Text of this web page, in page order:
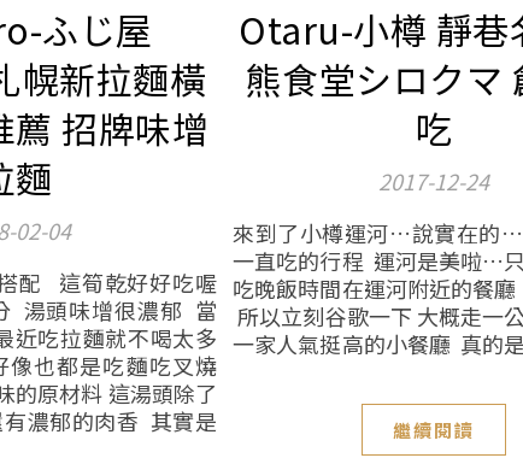
ふじ屋
幌新拉麵橫
薦 招牌味增
麵
02-04
配 這筍乾好好吃喔
湯頭味增很濃郁 當
近吃拉麵就不喝太多
也都是吃麵吃叉燒
的原材料 這湯頭除了
濃郁的肉香 其實是
Otaru-小樽 靜巷
熊食堂シロクマ
吃
2017-12-24
來到了小樽運河…說實在的
一直吃的行程 運河是美啦…
吃晚飯時間在運河附近的餐
所以立刻谷歌一下 大概走一
一家人氣挺高的小餐廳 真的
繼續閱讀